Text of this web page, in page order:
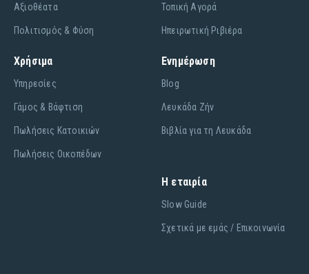
Αξιοθέατα
Πολιτισμός & Φύση
Τοπική Αγορά
Ηπειρωτική Ριβιέρα
Χρήσιμα
Υπηρεσίες
Γάμος & Βάφτιση
Πωλήσεις Κατοικιών
Πωλήσεις Οικοπέδων
Ενημέρωση
Blog
Λευκάδα Ζήν
Βιβλία για τη Λευκάδα
Η εταιρία
Slow Guide
Σχετικά με εμάς / Επικοινωνία